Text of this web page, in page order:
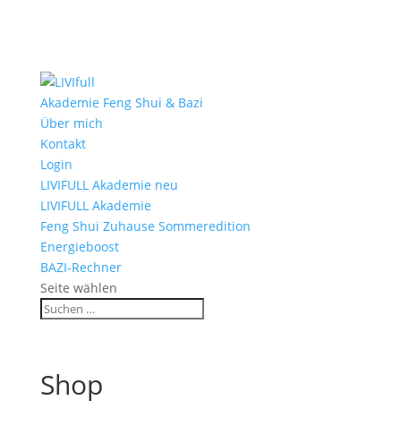
Akademie Feng Shui & Bazi
Über mich
Kontakt
Login
LIVIFULL Akademie neu
LIVIFULL Akademie
Feng Shui Zuhause Sommeredition
Energieboost
BAZI-Rechner
Seite wählen
Shop